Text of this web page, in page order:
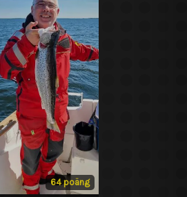
64 poäng